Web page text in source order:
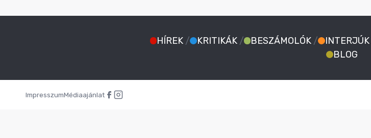
HÍREK / KRITIKÁK / BESZÁMOLÓK / INTERJÚK
BLOG
ImpresszumMédiaajánlat